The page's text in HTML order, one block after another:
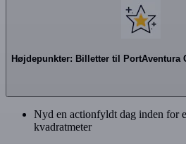
Højdepunkter: Billetter til PortAventura
Nyd en actionfyldt dag inden for
kvadratmeter